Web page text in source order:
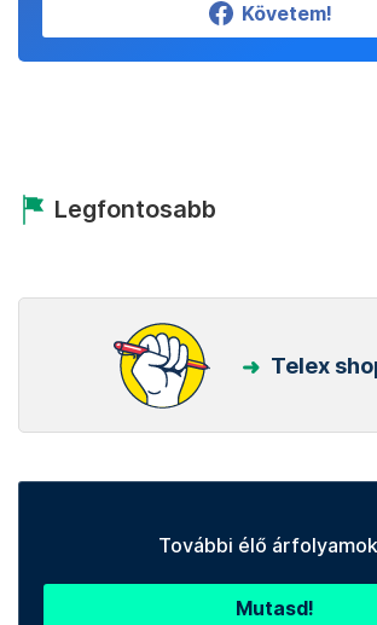
Követem!
Legfontosabb
Telex
További élő
Mutasd!